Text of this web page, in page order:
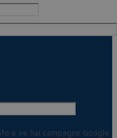
e se hai campagne Google